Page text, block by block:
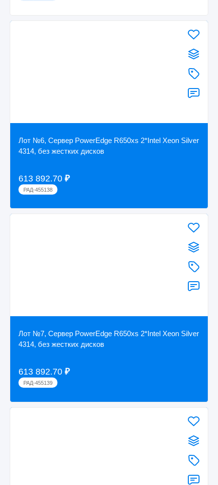
Лот №6, Сервер PowerEdge R650xs 2*Intel Xeon Silver
4314, без жестких дисков
613 892.70 ₽
РАД-455138
Лот №7, Сервер PowerEdge R650xs 2*Intel Xeon Silver
4314, без жестких дисков
613 892.70 ₽
РАД-455139